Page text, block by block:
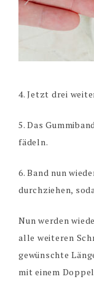
4. Jetzt drei
5. Das
fädeln.
6. Band nun
durchziehen,
Nun werden
alle weiteren
gewünschte
mit einem